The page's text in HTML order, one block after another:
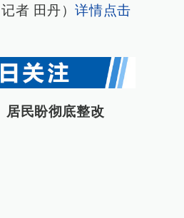
者 田丹）详情点击
居民盼彻底整改